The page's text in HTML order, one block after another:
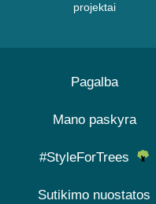
projektai
Pagalba
Mano paskyra
#StyleForTrees
Sutikimo nuostatos